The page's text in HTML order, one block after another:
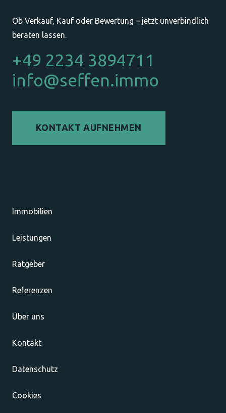
Ob Verkauf, Kauf oder Bewertung – jetzt unverbindlich
beraten lassen.
+49 2234 3894711
info@seffen.immo
KONTAKT AUFNEHMEN
Immobilien
Leistungen
Ratgeber
Referenzen
Über uns
Kontakt
Datenschutz
Cookies